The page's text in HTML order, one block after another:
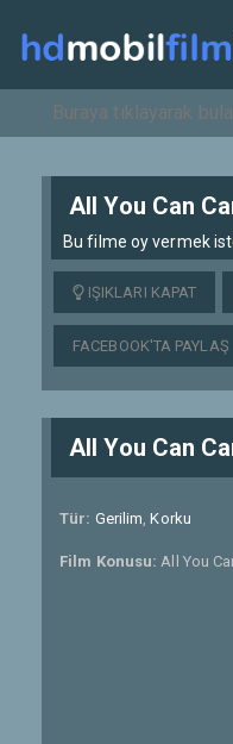
All You Can
Bu filme oy vermek
IŞIKLARI KAPAT
FACEBOOK'TA PAYLAŞ
All You Can
Tür: Gerilim,Korku
Film Konusu:All You